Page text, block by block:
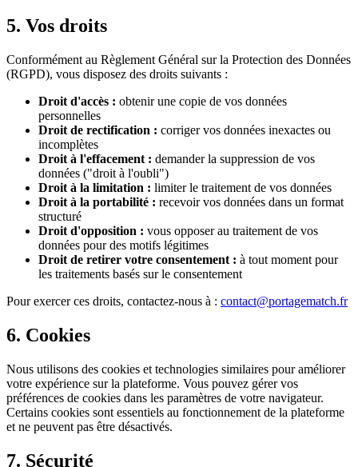
5. Vos droits
Conformément au Règlement Général sur la Protection des Données
(RGPD), vous disposez des droits suivants :
Droit d'accès : obtenir une copie de vos données
personnelles
Droit de rectification : corriger vos données inexactes ou
incomplètes
Droit à l'effacement : demander la suppression de vos
données ("droit à l'oubli")
Droit à la limitation : limiter le traitement de vos données
Droit à la portabilité : recevoir vos données dans un format
structuré
Droit d'opposition : vous opposer au traitement de vos
données pour des motifs légitimes
Droit de retirer votre consentement : à tout moment pour
les traitements basés sur le consentement
Pour exercer ces droits, contactez-nous à : contact@portagematch.fr
6. Cookies
Nous utilisons des cookies et technologies similaires pour améliorer
votre expérience sur la plateforme. Vous pouvez gérer vos
préférences de cookies dans les paramètres de votre navigateur.
Certains cookies sont essentiels au fonctionnement de la plateforme
et ne peuvent pas être désactivés.
7. Sécurité